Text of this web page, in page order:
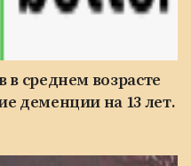
в среднем возрасте
деменции на 13 лет.